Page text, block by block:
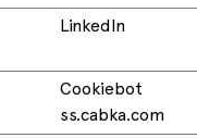
LinkedIn
Cookiebot
ss.cabka.com